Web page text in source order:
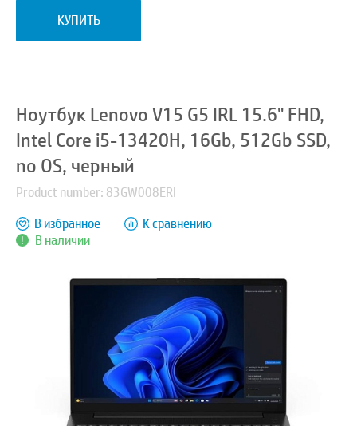
КУПИТЬ
Ноутбук Lenovo V15 G5 IRL 15.6" FHD,
Intel Core i5-13420H, 16Gb, 512Gb SSD,
no OS, черный
Product number: 83GW008ERI
В наличии
В избранное К сравнению